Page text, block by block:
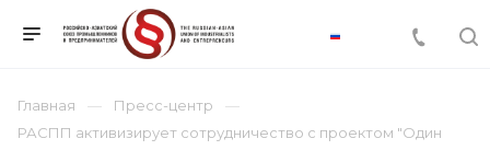
Главная
Пресс-центр
РАСПП активизирует сотрудничество с проектом "Один